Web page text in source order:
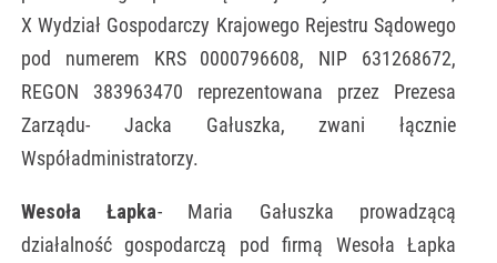
X Wydział Gospodarczy Krajowego Rejestru Sądowego
pod numerem KRS 0000796608, NIP 631268672,
REGON 383963470 reprezentowana przez Prezesa
Zarządu- Jacka Gałuszka, zwani łącznie
Współadministratorzy.
Wesoła Łapka- Maria Gałuszka prowadzącą
działalność gospodarczą pod firmą Wesoła Łapka